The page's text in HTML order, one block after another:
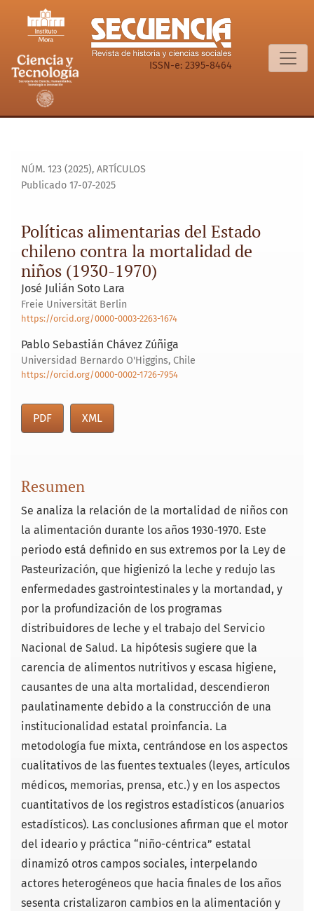
Políticas alimentarias del Estado chileno contra la
ISSN-e: 2395-8464
NÚM. 123 (2025), ARTÍCULOS
Políticas alimentarias del Estado
chileno contra la mortalidad de
niños (1930-1970)
Publicado 17-07-2025
José Julián Soto Lara
Freie Universität Berlin
https://orcid.org/0000-0003-2263-1674
Pablo Sebastián Chávez Zúñiga
Universidad Bernardo O'Higgins, Chile
https://orcid.org/0000-0002-1726-7954
PDF XML
Resumen
Se analiza la relación de la mortalidad de niños con
la alimentación durante los años 1930-1970. Este
periodo está definido en sus extremos por la Ley de
Pasteurización, que higienizó la leche y redujo las
enfermedades gastrointestinales y la mortandad, y
por la profundización de los programas
distribuidores de leche y el trabajo del Servicio
Nacional de Salud. La hipótesis sugiere que la
carencia de alimentos nutritivos y escasa higiene,
causantes de una alta mortalidad, descendieron
paulatinamente debido a la construcción de una
institucionalidad estatal proinfancia. La
metodología fue mixta, centrándose en los aspectos
cualitativos de las fuentes textuales (leyes, artículos
médicos, memorias, prensa, etc.) y en los aspectos
cuantitativos de los registros estadísticos (anuarios
estadísticos). Las conclusiones afirman que el motor
del ideario y práctica “niño-céntrica” estatal
dinamizó otros campos sociales, interpelando
actores heterogéneos que hacia finales de los años
sesenta cristalizaron cambios en la alimentación y